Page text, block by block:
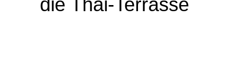
die Thai-Terrasse